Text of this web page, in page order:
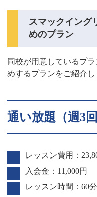
スマックイング
めのプラン
同校が用意しているプ
めするプランをご紹介し
通い放題（週3回
レッスン費用：
入会金：11,000円
レッスン時間：60